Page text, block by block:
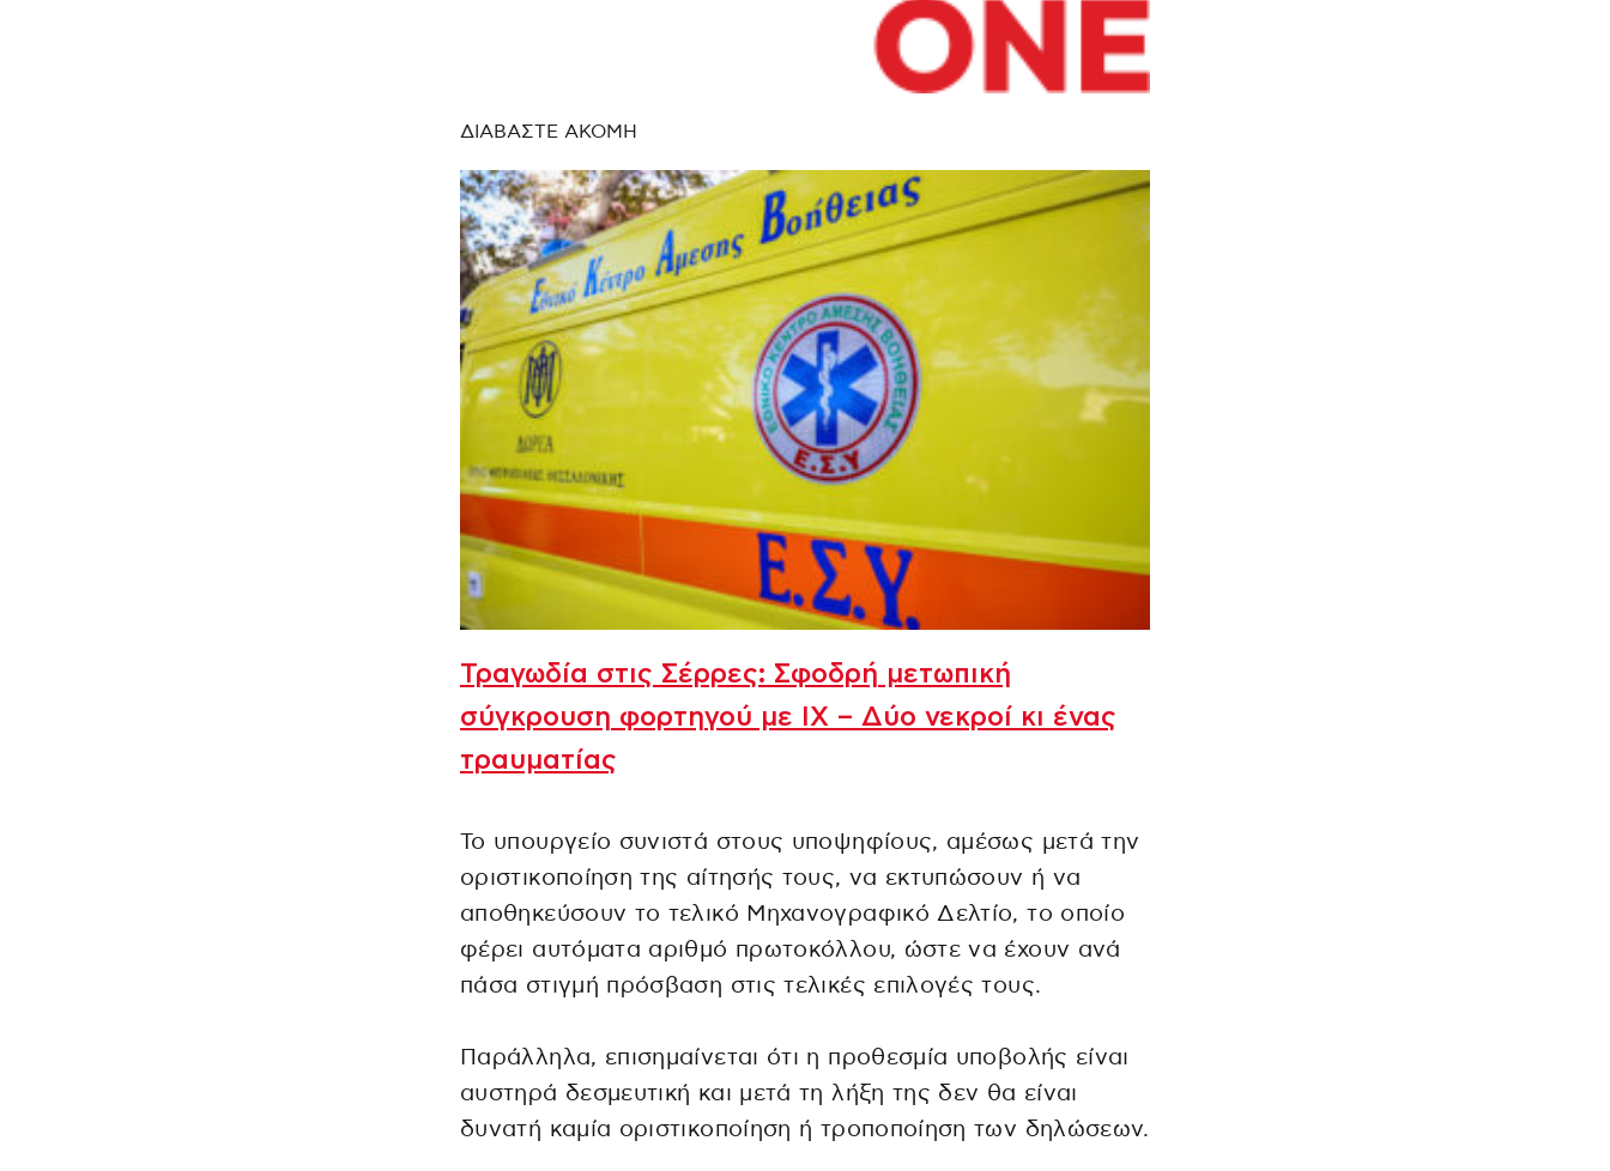
ΔΙΑΒΑΣΤΕ ΑΚΟΜΗ
Τραγωδία στις Σέρρες: Σφοδρή μετωπική
σύγκρουση φορτηγού με ΙΧ – Δύο νεκροί κι ένας
τραυματίας
Το υπουργείο συνιστά στους υποψηφίους, αμέσως μετά την
οριστικοποίηση της αίτησής τους, να εκτυπώσουν ή να
αποθηκεύσουν το τελικό Μηχανογραφικό Δελτίο, το οποίο
φέρει αυτόματα αριθμό πρωτοκόλλου, ώστε να έχουν ανά
πάσα στιγμή πρόσβαση στις τελικές επιλογές τους.
Παράλληλα, επισημαίνεται ότι η προθεσμία υποβολής είναι
αυστηρά δεσμευτική και μετά τη λήξη της δεν θα είναι
δυνατή καμία οριστικοποίηση ή τροποποίηση των δηλώσεων.